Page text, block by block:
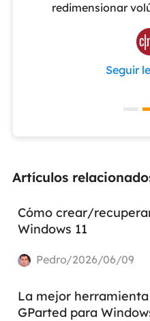
redimensionar
Seguir
Artículos
Cómo crear/
Windows 11
Pedro/2026/06/09
La mejor
GParted para